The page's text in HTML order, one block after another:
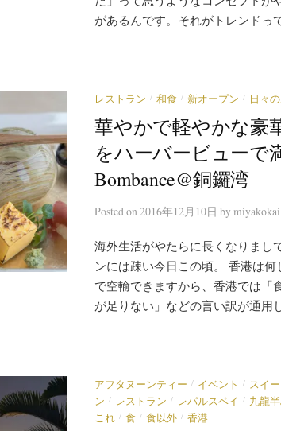
があるんです。それがトレンドっ
レストラン / 和食 / 新オープン / 日々
華やかで軽やかな豪
をハーバービューで
Bombance@銅鑼湾
Posted on 2016年12月10日 by miyakokai
海外生活がやたらに長くなりまし
ンには疎い今日この頃。 香港は
で空輸できますから、香港では「
が足りない」などの言い訳が通用
アフタヌーンティー / イベント / スイ
ン / レストラン / レパルスベイ / 九龍
これ / 食 / 食以外 / 香港